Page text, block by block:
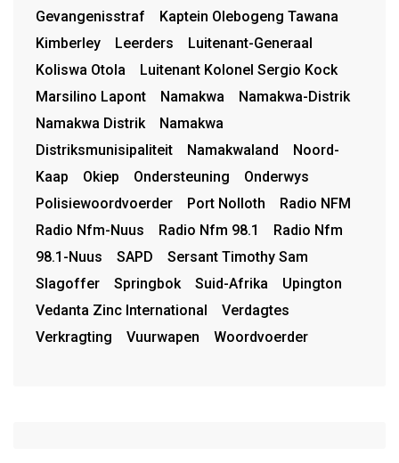
Gevangenisstraf
Kaptein Olebogeng Tawana
Kimberley
Leerders
Luitenant-Generaal
Koliswa Otola
Luitenant Kolonel Sergio Kock
Marsilino Lapont
Namakwa
Namakwa-Distrik
Namakwa Distrik
Namakwa
Distriksmunisipaliteit
Namakwaland
Noord-
Kaap
Okiep Ondersteuning
Onderwys
Polisiewoordvoerder
Port Nolloth
Radio NFM
Radio Nfm-Nuus
Radio Nfm 98.1
Radio Nfm
98.1-Nuus
SAPD
Sersant Timothy Sam
Slagoffer
Springbok Suid-Afrika
Upington
Vedanta Zinc International
Verdagtes
Verkragting
Vuurwapen Woordvoerder